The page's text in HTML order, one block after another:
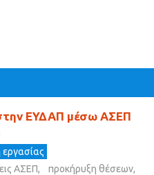
ΕΥΔΑΠ μέσω ΑΣΕΠ
ΑΣΕΠ, προκήρυξη θέσεων,